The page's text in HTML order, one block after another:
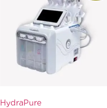
HydraPure